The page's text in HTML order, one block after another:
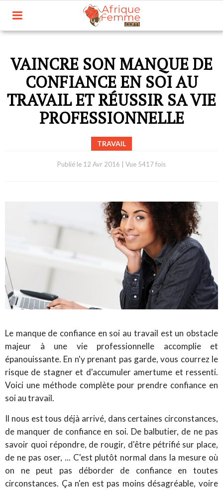
VAINCRE SON MANQUE DE
CONFIANCE EN SOI AU
TRAVAIL ET RÉUSSIR SA VIE
PROFESSIONNELLE
TRAVAIL
Publié le 12 Avr 2016 Vue 5417 fois
Le manque de confiance en soi au travail est un obstacle
majeur à une vie professionnelle accomplie et
épanouissante. En n'y prenant pas garde, vous courrez le
risque de stagner et d'accumuler amertume et ressenti.
Voici une méthode complète pour prendre confiance en
soi au travail.
Il nous est tous déjà arrivé, dans certaines circonstances,
de manquer de confiance en soi. De balbutier, de ne pas
savoir quoi répondre, de rougir, d'être pétrifié sur place,
de ne pas oser, ... C'est plutôt normal dans la mesure où
on ne peut pas déborder de confiance en toutes
circonstances. Ça n'en est pas moins désagréable, voire